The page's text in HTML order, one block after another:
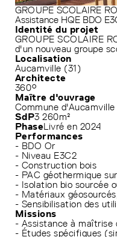
GROUPE SCOLAIRE
Assistance HQE BDO
Identité du projet
GROUPE SCOLAIRE
d'un nouveau groupe
Localisation
Aucamville (31)
Architecte
360°
Maître d'ouvrage
Commune d'Aucamville
SdP3 260m²
PhaseLivré en 2024
Performances
- BDO Or
- Niveau E3C2
- Construction bois
- PAC géothermique
- Isolation bio sourcée
- Matériaux
- Sensibilisation des
Missions
- Assistance à maîtrise
- Études spécifiques